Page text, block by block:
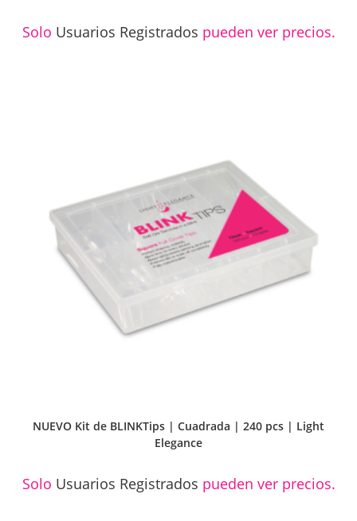
Solo Usuarios Registrados pueden ver precios.
NUEVO Kit de BLINKTips | Cuadrada | 240 pcs | Light
Elegance
Solo Usuarios Registrados pueden ver precios.